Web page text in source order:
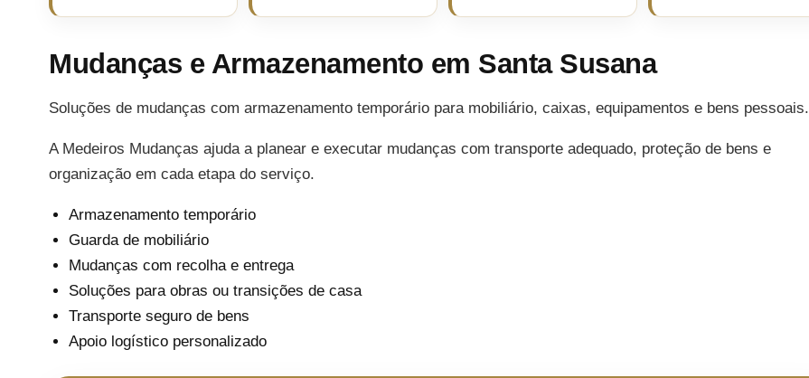
Mudanças e Armazenamento em Santa Susana
Soluções de mudanças com armazenamento temporário para mobiliário, caixas, equipamentos e bens pessoais.
A Medeiros Mudanças ajuda a planear e executar mudanças com transporte adequado, proteção de bens e
organização em cada etapa do serviço.
Armazenamento temporário
Guarda de mobiliário
Mudanças com recolha e entrega
Soluções para obras ou transições de casa
Transporte seguro de bens
Apoio logístico personalizado